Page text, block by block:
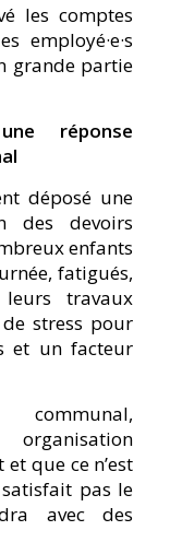
les comptes
employé·e·s
grande partie
réponse
déposé une
des devoirs
enfants
fatigués,
travaux
stress pour
et un facteur
que ce n’est
pas le
avec des